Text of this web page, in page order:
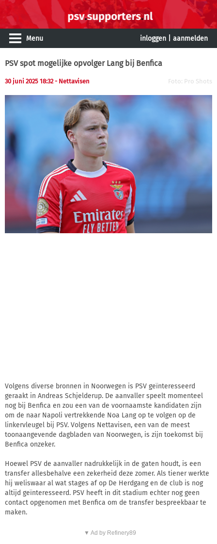
Menu inloggen aanmelden
PSV spot mogelijke opvolger Lang bij Benfica
30 juni 2025 18:32 - Nettavisen Foto: Pro Shots
Volgens diverse bronnen in Noorwegen is PSV geïnteresseerd
geraakt in Andreas Schjelderup. De aanvaller speelt momenteel
nog bij Benfica en zou een van de voornaamste kandidaten zijn
om de naar Napoli vertrekkende Noa Lang op te volgen op de
linkervleugel bij PSV. Volgens Nettavisen, een van de meest
toonaangevende dagbladen van Noorwegen, is zijn toekomst bij
Benfica onzeker.
Hoewel PSV de aanvaller nadrukkelijk in de gaten houdt, is een
transfer allesbehalve een zekerheid deze zomer. Als tiener werkte
hij weliswaar al wat stages af op De Herdgang en de club is nog
altijd geïnteresseerd. PSV heeft in dit stadium echter nog geen
contact opgenomen met Benfica om de transfer bespreekbaar te
maken.
▼ Ad by Refinery89